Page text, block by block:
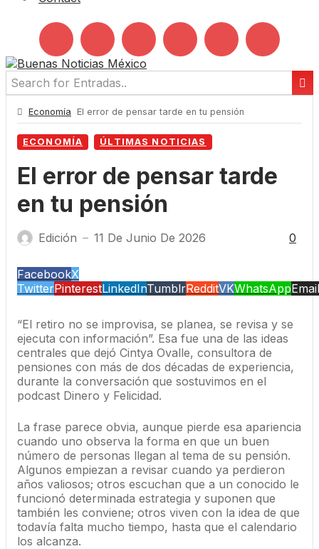
Economía El error de pensar tarde en tu pensión
ECONOMÍA ÚLTIMAS NOTICIAS
El error de pensar tarde
en tu pensión
Edición — 11 De Junio De 2026 0
FacebookX
TwitterPinterestLinkedInTumblrRedditVKWhatsAppEmail
“El retiro no se improvisa, se planea, se revisa y se
ejecuta con información”. Esa fue una de las ideas
centrales que dejó Cintya Ovalle, consultora de
pensiones con más de dos décadas de experiencia,
durante la conversación que sostuvimos en el
podcast Dinero y Felicidad.
La frase parece obvia, aunque pierde esa apariencia
cuando uno observa la forma en que un buen
número de personas llegan al tema de su pensión.
Algunos empiezan a revisar cuando ya perdieron
años valiosos; otros escuchan que a un conocido le
funcionó determinada estrategia y suponen que
también les conviene; otros viven con la idea de que
todavía falta mucho tiempo, hasta que el calendario
los alcanza.